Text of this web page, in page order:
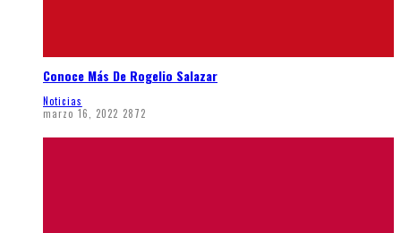
Conoce Más De Rogelio Salazar
Noticias
marzo 16, 2022 2872